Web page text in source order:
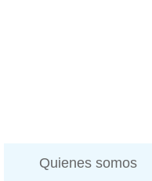
Quienes somos